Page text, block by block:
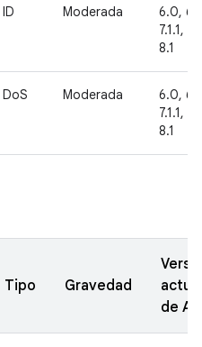
ID Moderada
6.0,
7.1.1,
8.1
DoS Moderada
6.0,
7.1.1,
8.1
Tipo Gravedad
de